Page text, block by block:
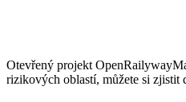
Otevřený projekt
rizikových oblastí, můžete si zjistit